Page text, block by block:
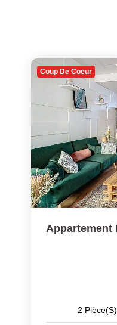
Coup De Coeur
2 Pièce(s)